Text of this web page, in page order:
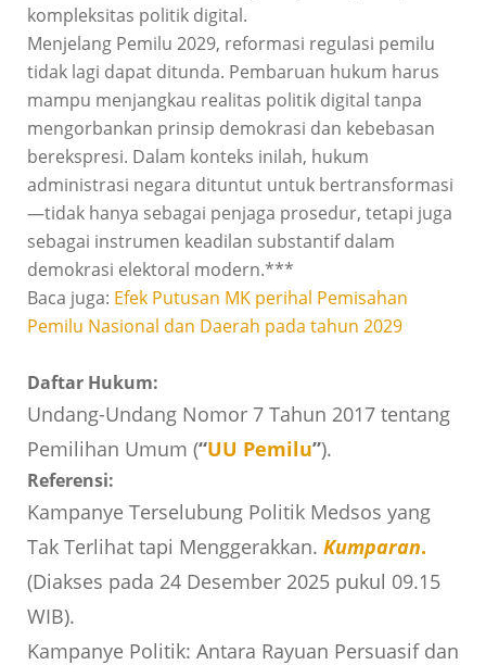
kompleksitas politik digital.
Menjelang Pemilu 2029, reformasi regulasi pemilu
tidak lagi dapat ditunda. Pembaruan hukum harus
mampu menjangkau realitas politik digital tanpa
mengorbankan prinsip demokrasi dan kebebasan
berekspresi. Dalam konteks inilah, hukum
administrasi negara dituntut untuk bertransformasi
—tidak hanya sebagai penjaga prosedur, tetapi juga
sebagai instrumen keadilan substantif dalam
demokrasi elektoral modern.***
Baca juga: Efek Putusan MK perihal Pemisahan
Pemilu Nasional dan Daerah pada tahun 2029
Daftar Hukum:
Undang-Undang Nomor 7 Tahun 2017 tentang
Pemilihan Umum (“UU Pemilu”).
Referensi:
Kampanye Terselubung Politik Medsos yang
Tak Terlihat tapi Menggerakkan. Kumparan.
(Diakses pada 24 Desember 2025 pukul 09.15
WIB).
Kampanye Politik: Antara Rayuan Persuasif dan